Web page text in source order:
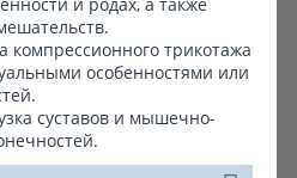
компрессионного трикотажа
особенностями или
суставов и мышечно-